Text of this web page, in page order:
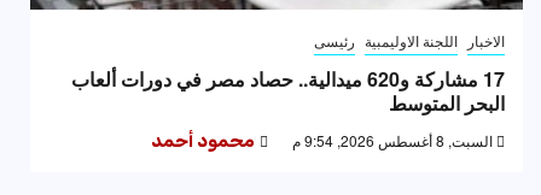
الاخبار اللجنة الاوليمبية رئيسى
17 مشاركة و620 ميدالية.. حصاد مصر في دورات ألعاب
البحر المتوسط
السبت, 8 أغسطس 2026, 9:54 م محمود أحمد